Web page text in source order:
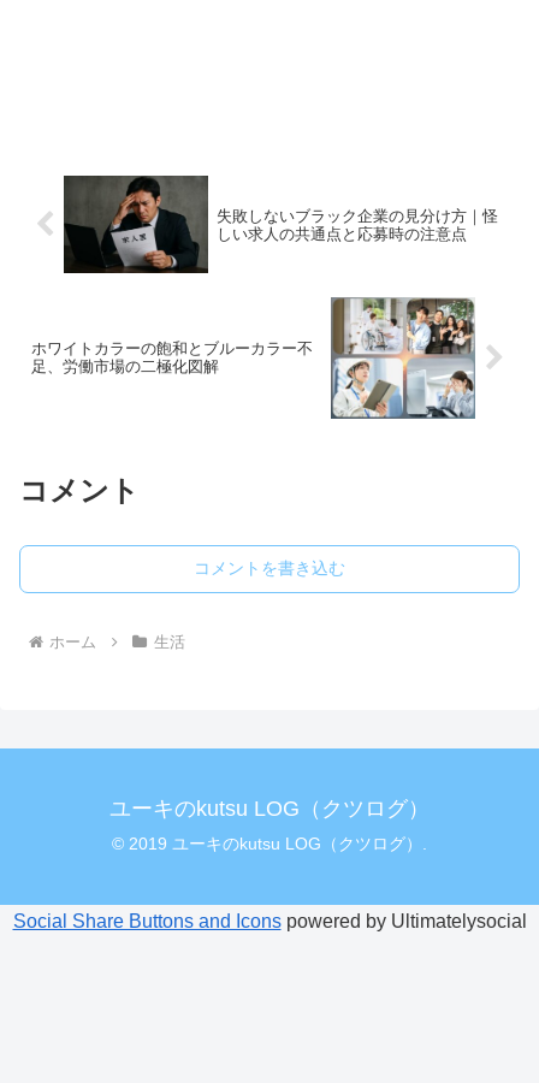
失敗しないブラック企業の見分け方｜怪
しい求人の共通点と応募時の注意点
ホワイトカラーの飽和とブルーカラー不
足、労働市場の二極化図解
コメント
コメントを書き込む
ホーム 生活
ユーキのkutsu LOG（クツログ）
© 2019 ユーキのkutsu LOG（クツログ）.
Social Share Buttons and Iconspowered by Ultimatelysocial